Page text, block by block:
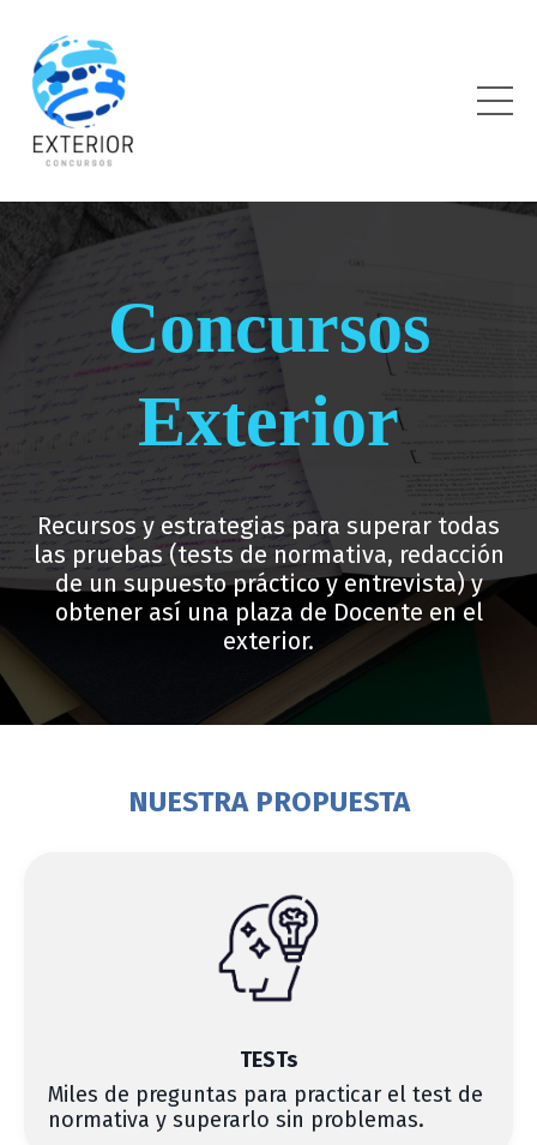
Concursos
Exterior
Recursos y estrategias para superar todas
las pruebas (tests de normativa, redacción
de un supuesto práctico y entrevista) y
obtener así una plaza de Docente en el
exterior.
NUESTRA PROPUESTA
TESTs
Miles de preguntas para practicar el test de
normativa y superarlo sin problemas.